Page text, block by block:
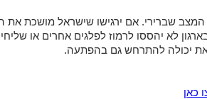
המצב שברירי. אם ירגישו שישראל מושכת את
לא יהססו לרמוז לפלגים אחרים או
יכולה להתרחש גם בהפתעה.
כאן